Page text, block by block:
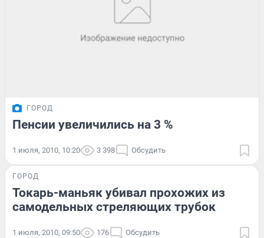
ГОРОД
Пенсии увеличились на 3 %
1 июля, 2010, 10:20 3 398 Обсудить
ГОРОД
Токарь-маньяк убивал прохожих из
самодельных стреляющих трубок
1 июля, 2010, 09:50 176 Обсудить